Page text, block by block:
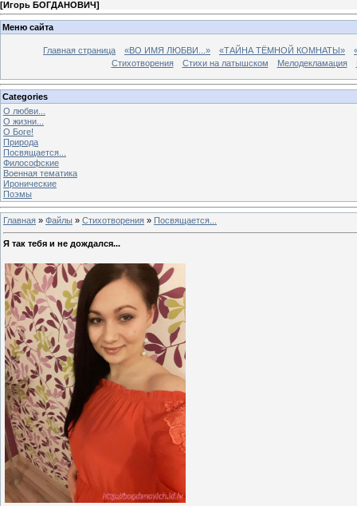
[Игорь БОГДАНОВИЧ]
Меню сайта
Главная страница «ВО ИМЯ ЛЮБВИ...» «ТАЙНА ТЁМНОЙ КОМНАТЫ»
Стихотворения
Стихи на латышском Мелодекламация
Categories
О любви...
О жизни...
О Боге!
Природа
Посвящается...
Философские
Военная тематика
Иронические
Поэмы
Главная » Файлы » Стихотворения » Посвящается...
Я так тебя и не дождался...